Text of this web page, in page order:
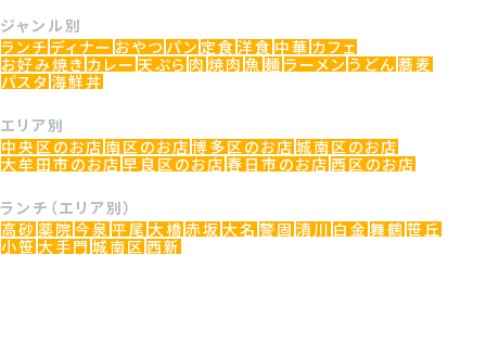
ジャンル別
ランチディナーおやつパン定食洋食中華カフェ
お好み焼きカレー天ぷら肉焼肉魚麺ラーメンうどん蕎麦
パスタ海鮮丼
エリア別
中央区のお店南区のお店博多区のお店城南区のお店
大牟田市のお店早良区のお店春日市のお店西区のお店
ランチ（エリア別）
高砂薬院今泉平尾大橋赤坂大名警固清川白金舞鶴笹丘
小笹大手門城南区西新